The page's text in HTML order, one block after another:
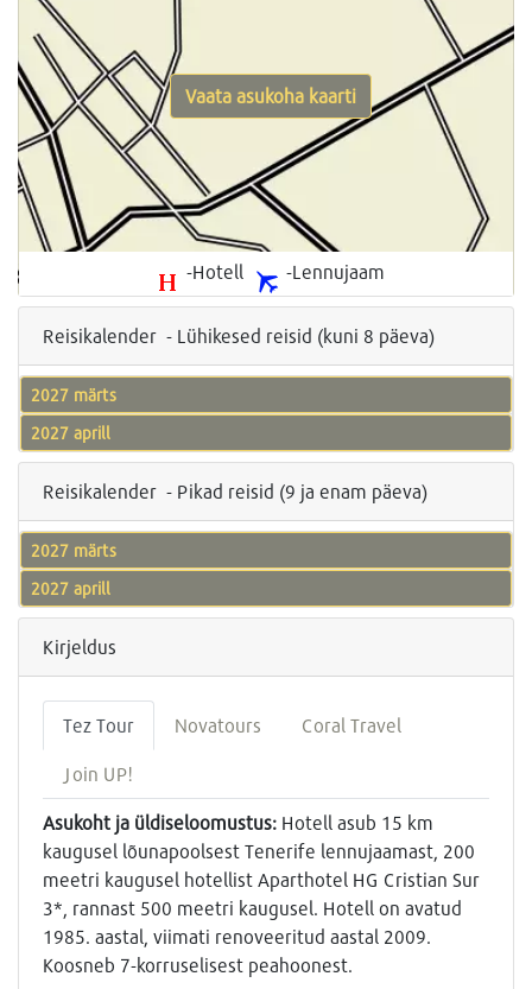
-Hotell -Lennujaam
Vaata asukoha kaarti
Reisikalender - Lühikesed reisid (kuni 8 päeva)
2027 märts
2027 aprill
Reisikalender - Pikad reisid (9 ja enam päeva)
2027 märts
2027 aprill
Kirjeldus
Tez Tour Novatours Coral Travel
Join UP!
Asukoht ja üldiseloomustus: Hotell asub 15 km
kaugusel lõunapoolsest Tenerife lennujaamast, 200
meetri kaugusel hotellist Aparthotel HG Cristian Sur
3*, rannast 500 meetri kaugusel. Hotell on avatud
1985. aastal, viimati renoveeritud aastal 2009.
Koosneb 7-korruselisest peahoonest.